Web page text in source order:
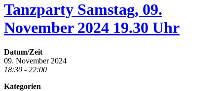
Tanzparty Samstag, 09.
November 2024 19.30 Uhr
Datum/Zeit
09. November 2024
18:30 - 22:00
Kategorien